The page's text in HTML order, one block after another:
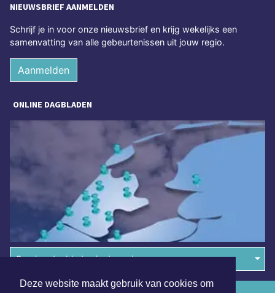
Deze website maakt gebruik van cookies om
NIEUWSBRIEF AANMELDEN
Schrijf je in voor onze nieuwsbrief en krijg wekelijks een
samenvatting van alle gebeurtenissen uit jouw regio.
Aanmelden
ONLINE DAGBLADEN
Overige dagbladen in de regio